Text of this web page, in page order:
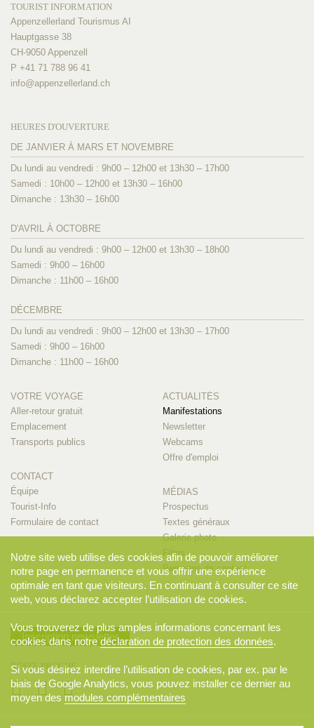
TOURIST INFORMATION
Appenzellerland Tourismus AI
Hauptgasse 38
CH-9050 Appenzell
P +41 71 788 96 41
info@appenzellerland.ch
HEURES D'OUVERTURE
DE JANVIER À MARS ET NOVEMBRE
Du lundi au vendredi : 9h00 – 12h00 et 13h30 – 17h00
Samedi : 10h00 – 12h00 et 13h30 – 16h00
Dimanche : 13h30 – 16h00
D'AVRIL À OCTOBRE
Du lundi au vendredi : 9h00 – 12h00 et 13h30 – 18h00
Samedi : 9h00 – 16h00
Dimanche : 11h00 – 16h00
DÉCEMBRE
Du lundi au vendredi : 9h00 – 12h00 et 13h30 – 17h00
Samedi : 9h00 – 16h00
Dimanche : 11h00 – 16h00
VOTRE VOYAGE
Aller-retour gratuit
Emplacement
Transports publics
CONTACT
Équipe
Tourist-Info
Formulaire de contact
ACTUALITÉS
Manifestations
Newsletter
Webcams
Offre d'emploi
MÉDIAS
Prospectus
Textes généraux
Galerie photo
Films
Personne de contact
Inscription newsletter
RESTE PROCHE
Notre site web utilise des cookies afin de pouvoir améliorer
notre page en permanence et vous offrir une expérience
optimale en tant que visiteurs. En continuant à consulter ce site
web, vous déclarez accepter l’utilisation de cookies.
Vous trouverez de plus amples informations concernant les
cookies dans notredéclaration de protection des données.
Si vous désirez interdire l’utilisation de cookies, par ex. par le
biais de Google Analytics, vous pouvez installer ce dernier au
moyen des modules complémentaires